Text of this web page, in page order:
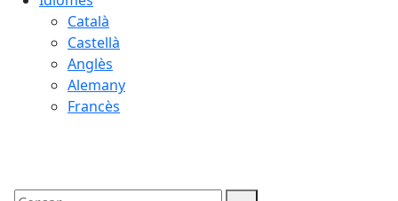
Català
Castellà
Anglès
Alemany
Francès